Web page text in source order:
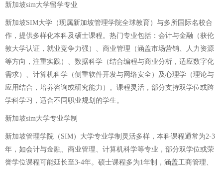
新加坡sim大学留学专业
新加坡SIM大学（现属新加坡管理学院全球教育）与多所国际名校合
作，提供多样化本科及硕士课程。热门专业包括：会计与金融（获伦
敦大学认证，就业竞争力强）、商业管理（涵盖市场营销、人力资源
等方向，注重实践）、数据科学（结合编程与商业分析，适应数字化
需求）、计算机科学（侧重软件开发与网络安全）及心理学（理论与
应用结合，培养咨询或研究能力）。课程灵活，部分支持双学位或跨
学科学习，适合不同职业规划的学生。
新加坡sim大学专业学制
新加坡管理学院（SIM）大学专业学制灵活多样，本科课程通常为2-3
年，如会计与金融、商业管理、计算机科学等专业，部分双学位或荣
誉学位课程可能延长至3-4年。硕士课程多为1年制，涵盖工商管理、